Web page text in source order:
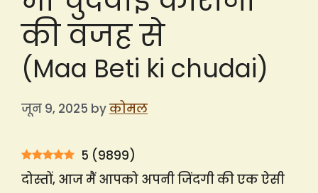
की वजह से
(Maa Beti ki chudai)
जून 9, 2025 byकोमल
5 (9899)
दोस्तों, आज मैं आपको अपनी जिंदगी की एक ऐसी